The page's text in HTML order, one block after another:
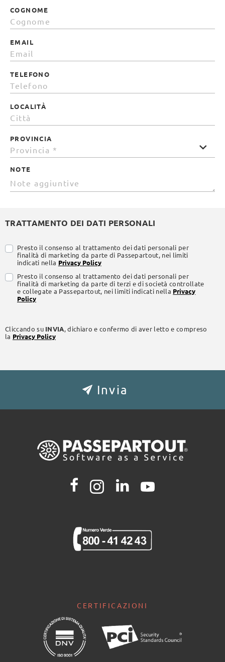
COGNOME
EMAIL
TELEFONO
LOCALITÀ
PROVINCIA
NOTE
TRATTAMENTO DEI DATI PERSONALI
Presto il consenso al trattamento dei dati personali per
finalità di marketing da parte di Passepartout, nei limiti
indicati nella Privacy Policy
Presto il consenso al trattamento dei dati personali per
finalità di marketing da parte di terzi e di società controllate
e collegate a Passepartout, nei limiti indicati nella Privacy
Policy
Cliccando su INVIA, dichiaro e confermo di aver letto e compreso
la Privacy Policy
CERTIFICAZIONI